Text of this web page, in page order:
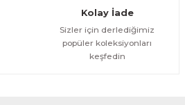
Kolay İade
Sizler için derlediğimiz
popüler koleksiyonları
keşfedin